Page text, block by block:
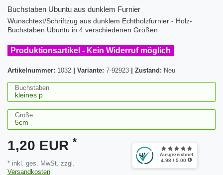
Buchstaben Ubuntu aus dunklem Furnier
Wunschtext/Schriftzug aus dunklem Echtholzfurnier - Holz-
Buchstaben Ubuntu in 4 verschiedenen Größen
Produktionsartikel - Kein Widerruf möglich
Artikelnummer: 1032 Variante: 7-92923 Zustand: Neu
Buchstaben
Größe
1,20 EUR *
* inkl. ges. MwSt. zzgl.
Versandkosten